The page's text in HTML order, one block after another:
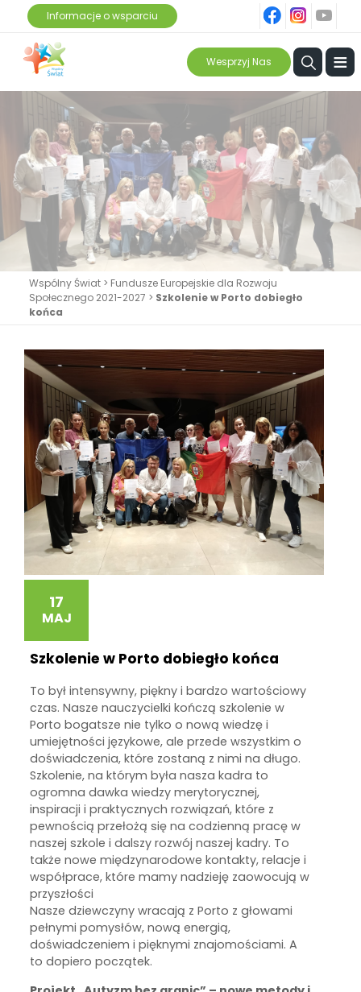
Informacje o wsparciu
ins
Wesprzyj Nas ≡
Wspólny Świat > Fundusze Europejskie dla Rozwoju
Społecznego 2021-2027 > Szkolenie w Porto dobiegło
końca
17
MAJ
Szkolenie w Porto dobiegło końca
To był intensywny, piękny i bardzo wartościowy
czas. Nasze nauczycielki kończą szkolenie w
Porto bogatsze nie tylko o nową wiedzę i
umiejętności językowe, ale przede wszystkim o
doświadczenia, które zostaną z nimi na długo.
Szkolenie, na którym była nasza kadra to
ogromna dawka wiedzy merytorycznej,
inspiracji i praktycznych rozwiązań, które z
pewnością przełożą się na codzienną pracę w
naszej szkole i dalszy rozwój naszej kadry. To
także nowe międzynarodowe kontakty, relacje i
współprace, które mamy nadzieję zaowocują w
przyszłości
Nasze dziewczyny wracają z Porto z głowami
pełnymi pomysłów, nową energią,
doświadczeniem i pięknymi znajomościami. A
to dopiero początek.